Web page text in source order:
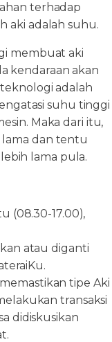
terhadap
aki adalah suhu.
membuat aki
kendaraan akan
adalah
suhu tinggi
Maka dari itu,
lama dan tentu
lama pula.
(08.30-17.00),
atau diganti
tipe Aki
transaksi
didiskusikan